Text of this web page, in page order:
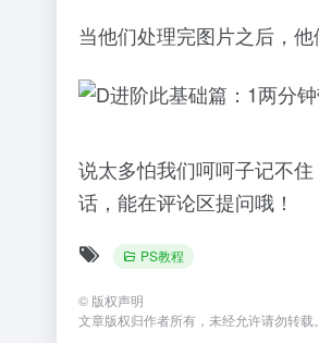
当他们处理完图片之后，
说太多怕我们呵呵子记不
话，能在评论区提问哦！
PS教程
© 版权声明
文章版权归作者所有，未经允许请勿转载。